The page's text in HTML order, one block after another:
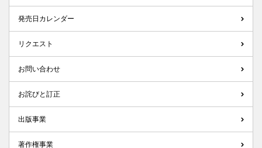
発売日カレンダー
リクエスト
お問い合わせ
お詫びと訂正
出版事業
著作権事業